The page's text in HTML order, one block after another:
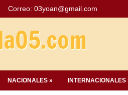
Correo: 03yoan@gmail.com
NACIONALES » INTERNACIONALES